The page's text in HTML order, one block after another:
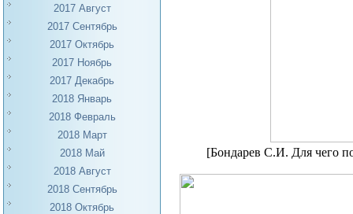
2017 Август
2017 Сентябрь
2017 Октябрь
2017 Ноябрь
2017 Декабрь
2018 Январь
2018 Февраль
2018 Март
2018 Май
2018 Август
2018 Сентябрь
2018 Октябрь
[Бондарев С.И. Для чего